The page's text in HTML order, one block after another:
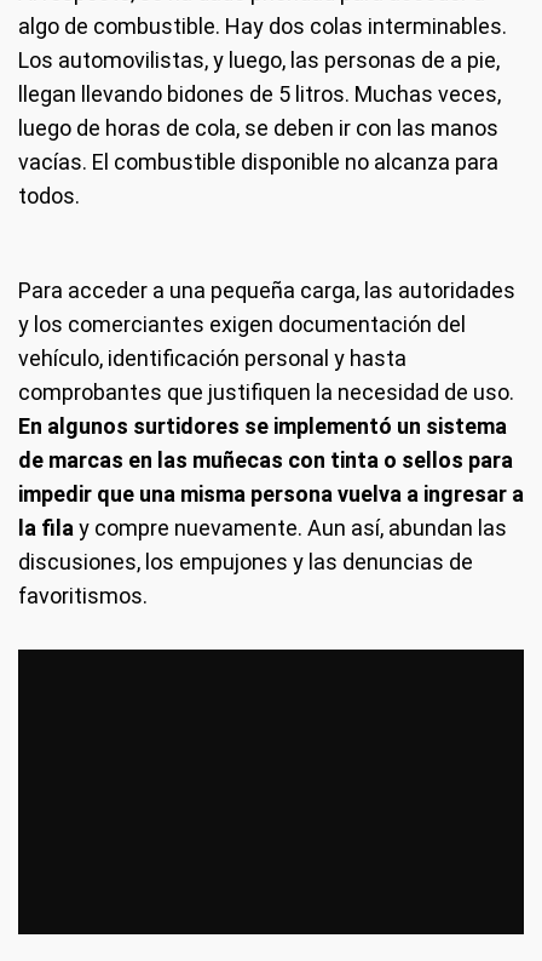
algo de combustible. Hay dos colas interminables.
Los automovilistas, y luego, las personas de a pie,
llegan llevando bidones de 5 litros. Muchas veces,
luego de horas de cola, se deben ir con las manos
vacías. El combustible disponible no alcanza para
todos.
Para acceder a una pequeña carga, las autoridades
y los comerciantes exigen documentación del
vehículo, identificación personal y hasta
comprobantes que justifiquen la necesidad de uso.
En algunos surtidores se implementó un sistema
de marcas en las muñecas con tinta o sellos para
impedir que una misma persona vuelva a ingresar a
la fila y compre nuevamente. Aun así, abundan las
discusiones, los empujones y las denuncias de
favoritismos.